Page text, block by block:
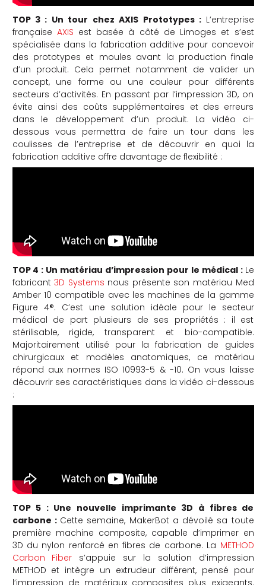
TOP 3 : Un tour chez AXIS Prototypes : L’entreprise
française AXIS est basée à côté de Limoges et s’est
spécialisée dans la fabrication additive pour concevoir
des prototypes et moules avant la production finale
d’un produit. Cela permet notamment de valider un
concept, une forme ou une couleur pour différents
secteurs d’activités. En passant par l’impression 3D, on
évite ainsi des coûts supplémentaires et des erreurs
dans le développement d’un produit. La vidéo ci-
dessous vous permettra de faire un tour dans les
coulisses de l’entreprise et de découvrir en quoi la
fabrication additive offre davantage de flexibilité :
TOP 4 : Un matériau d’impression pour le médical : Le
fabricant3D Systems nous présente son matériau Med
Amber 10 compatible avec les machines de la gamme
Figure 4®. C’est une solution idéale pour le secteur
médical de part plusieurs de ses propriétés : il est
stérilisable, rigide, transparent et bio-compatible.
Majoritairement utilisé pour la fabrication de guides
chirurgicaux et modèles anatomiques, ce matériau
répond aux normes ISO 10993-5 & -10. On vous laisse
découvrir ses caractéristiques dans la vidéo ci-dessous
:
TOP 5 : Une nouvelle imprimante 3D à fibres de
carbone : Cette semaine, MakerBot a dévoilé sa toute
première machine composite, capable d’imprimer en
3D du nylon renforcé en fibres de carbone. La METHOD
Carbon Fiber s’appuie sur la solution d’impression
METHOD et intègre un extrudeur différent, pensé pour
l’impression de matériaux composites plus exigeants.